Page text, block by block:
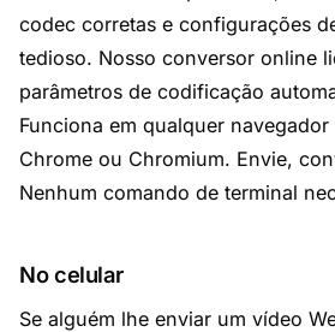
codec corretas e configurações
tedioso. Nosso conversor online
parâmetros de codificação
Funciona em qualquer
Chrome ou Chromium. Envie,
Nenhum comando de terminal
No celular
Se alguém lhe enviar um vídeo